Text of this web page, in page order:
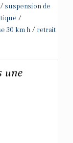
/suspension de
/
30 km h / retrait
une